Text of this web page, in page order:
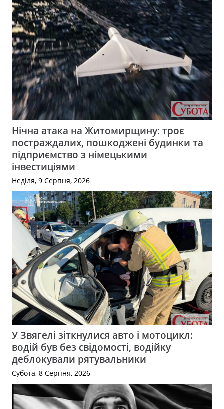
Нічна атака на Житомирщину: троє
постраждалих, пошкоджені будинки та
підприємство з німецькими
інвестиціями
Неділя, 9 Серпня, 2026
У Звягелі зіткнулися авто і мотоцикл:
водій був без свідомості, водійку
деблокували рятувальники
Субота, 8 Серпня, 2026